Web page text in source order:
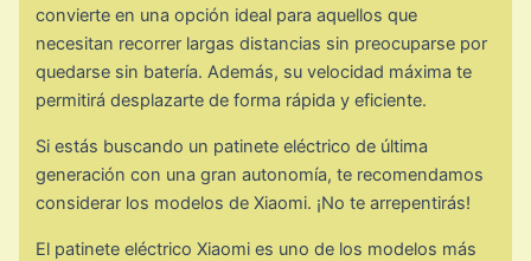
convierte en una opción ideal para aquellos que
necesitan recorrer largas distancias sin preocuparse por
quedarse sin batería. Además, su velocidad máxima te
permitirá desplazarte de forma rápida y eficiente.
Si estás buscando un patinete eléctrico de última
generación con una gran autonomía, te recomendamos
considerar los modelos de Xiaomi. ¡No te arrepentirás!
El patinete eléctrico Xiaomi es uno de los modelos más